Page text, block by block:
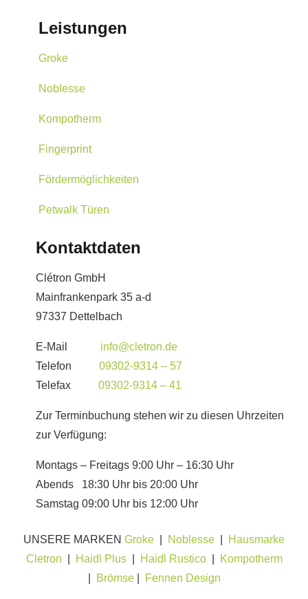
Leistungen
Groke
Noblesse
Kompotherm
Fingerprint
Fördermöglichkeiten
Petwalk Türen
Kontaktdaten
Clétron GmbH
Mainfrankenpark 35 a-d
97337 Dettelbach
E-Mail info@cletron.de
Telefon 09302-9314 – 57
Telefax 09302-9314 – 41
Zur Terminbuchung stehen wir zu diesen Uhrzeiten
zur Verfügung:
Montags – Freitags 9:00 Uhr – 16:30 Uhr
Abends 18:30 Uhr bis 20:00 Uhr
Samstag 09:00 Uhr bis 12:00 Uhr
UNSERE MARKEN Groke Noblesse
Hausmarke
Cletron
Haidl Plus| Haidl Rustico|
Kompotherm
Brömse| Fennen Design